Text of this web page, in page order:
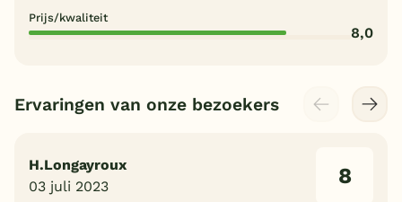
Prijs/kwaliteit
8,0
Ervaringen van onze bezoekers
H.Longayroux
03 juli 2023
8